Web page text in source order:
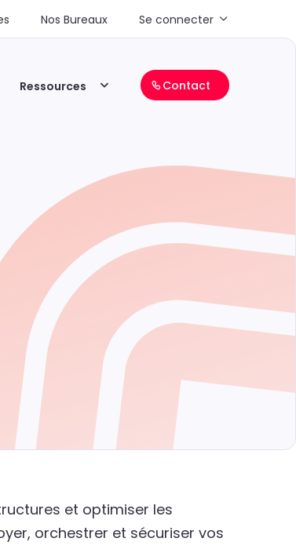
Nos Bureaux Se connecter
Ressources Contact
et optimiser les
orchestrer et sécuriser vos